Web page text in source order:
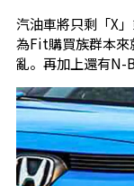
汽油車將只剩「X
為Fit購買族群本
亂。再加上還有N-